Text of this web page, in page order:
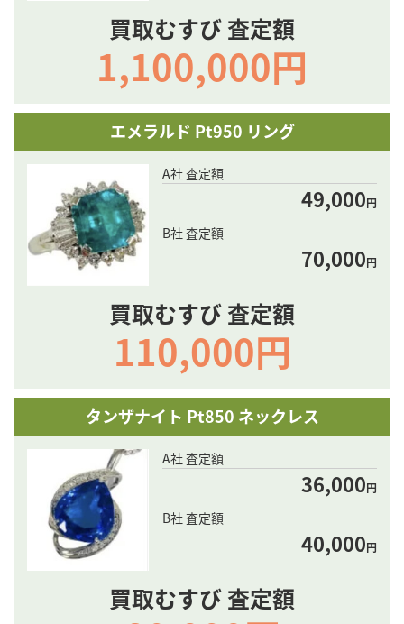
買取むすび 査定額
1,100,000円
エメラルド Pt950 リング
A社 査定額
49,000円
B社 査定額
70,000円
買取むすび 査定額
110,000円
タンザナイト Pt850 ネックレス
A社 査定額
36,000円
B社 査定額
40,000円
買取むすび 査定額